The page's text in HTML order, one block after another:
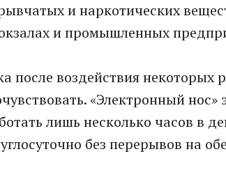
и наркотических
и промышленных
после воздействия некоторых
«Электронный
лишь несколько часов в
без перерывов на